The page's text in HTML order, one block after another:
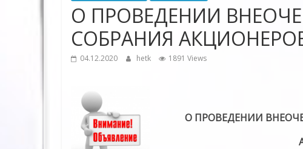
О ПРОВЕДЕНИИ
СОБРАНИЯ
04.12.2020 hetk 1891 Views
О ПРОВЕДЕНИИ